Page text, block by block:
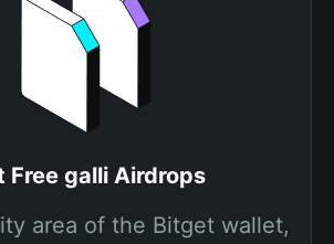
Free galli Airdrops
area of the Bitget wallet,